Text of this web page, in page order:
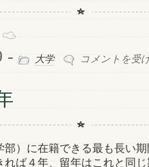
- 大学
最
は
コメントを受
）に在籍できる最も長い期
ば４年、留年はこれと同